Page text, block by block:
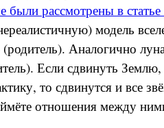
были рассмотрены в
модель
Аналогично
Если сдвинуть
то сдвинутся и все
отношения между